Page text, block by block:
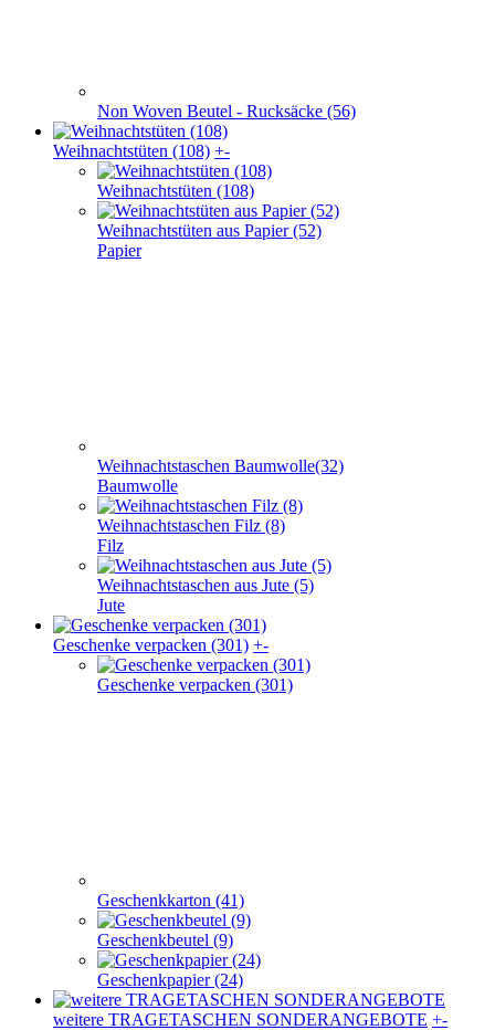
Non Woven Beutel - Rucksäcke (56)
Weihnachts­tüten (108) +-
Weihnachts­tüten (108)
Weihnachtstüten aus Papier (52)
Papier
Weihnachtstaschen Baumwolle(32)
Baumwolle
Weihnachtstaschen Filz (8)
Filz
Weihnachtstaschen aus Jute (5)
Jute
Geschenke verpacken (301) +-
Geschenke verpacken (301)
Geschenkkarton (41)
Geschenkbeutel (9)
Geschenkpapier (24)
weitere TRAGETASCHEN SONDERANGEBOTE +-